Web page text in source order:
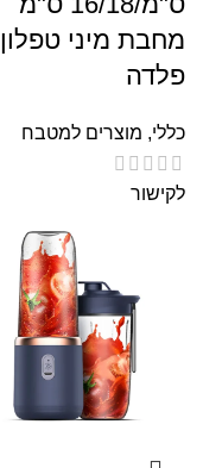
מחבת מיני טפלון
פלדה
כללי, מוצרים למטבח
לקישור